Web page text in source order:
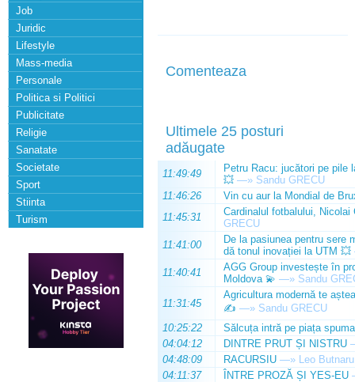
Job
Juridic
Lifestyle
Mass-media
Personale
Politica si Politici
Publicitate
Religie
Sanatate
Societate
Sport
Stiinta
Turism
Comenteaza
Ultimele 25 posturi
adăugate
11:49:49
Petru Racu: jucători pe pile
💥 —» Sandu GRECU
11:46:26
Vin cu aur la Mondial de
11:45:31
Cardinalul fotbalului,
GRECU
11:41:00
De la pasiunea pentru sere
dă tonul inovației la UTM 💥
11:40:41
AGG Group investește în
Moldova 💫 —» Sandu
11:31:45
Agricultura modernă te
✍️ —» Sandu GRECU
10:25:22
Sălcuța intră pe piața
04:04:12
DINTRE PRUT ȘI NISTRU
04:48:09
RACURSIU —» Leo Butnaru
04:11:37
ÎNTRE PROZĂ ȘI YES-EU